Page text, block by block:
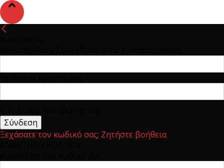
Ξεχάσατε τον κωδικό σας; Ζητήστε βοήθεια